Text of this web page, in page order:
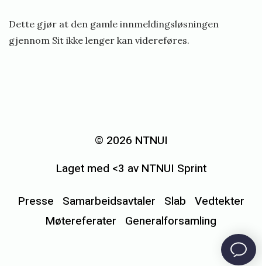
Dette gjør at den gamle innmeldingsløsningen
gjennom Sit ikke lenger kan videreføres.
© 2026 NTNUI
Laget med <3 av NTNUI Sprint
Presse Samarbeidsavtaler Slab Vedtekter
Møtereferater
Generalforsamling